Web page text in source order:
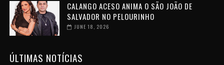
CALANGO ACESO ANIMA O SÃO JOÃO DE
SALVADOR NO PELOURINHO
JUNE 18, 2026
ÚLTIMAS NOTÍCIAS